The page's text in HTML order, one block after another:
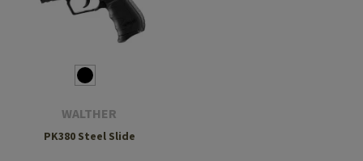
WALTHER
PK380 Steel Slide